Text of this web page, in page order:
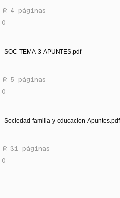
4 páginas
0
- SOC-TEMA-3-APUNTES.pdf
5 páginas
0
- Sociedad-familia-y-educacion-Apuntes.pdf
31 páginas
0